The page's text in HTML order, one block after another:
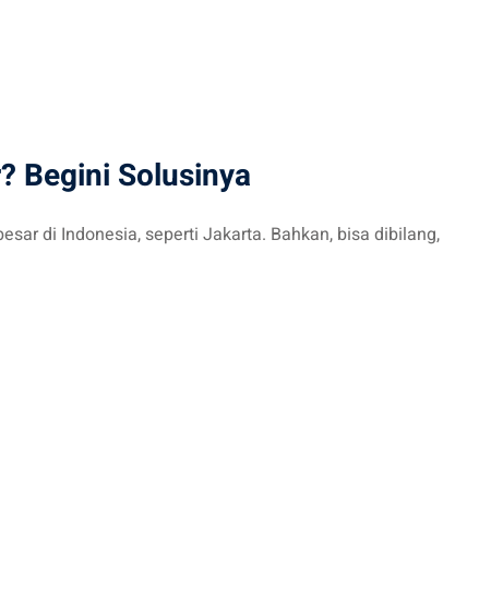
Begini Solusinya
di Indonesia, seperti Jakarta. Bahkan, bisa dibilang,